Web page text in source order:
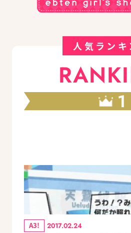
人気ランキ
1
A3! 2017.02.24